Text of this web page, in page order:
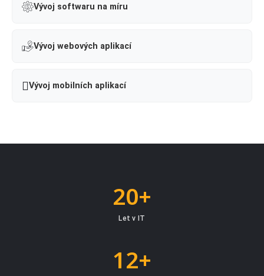
Vývoj softwaru na míru
Vývoj webových aplikací
Vývoj mobilních aplikací
20+
Let v IT
12+